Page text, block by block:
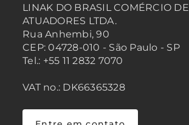
LINAK DO BRASIL COMÉRCIO DE
ATUADORES LTDA.
Rua Anhembi, 90
CEP: 04728-010 - São Paulo - SP
Tel.: +55 11 2832 7070
VAT no.: DK66365328